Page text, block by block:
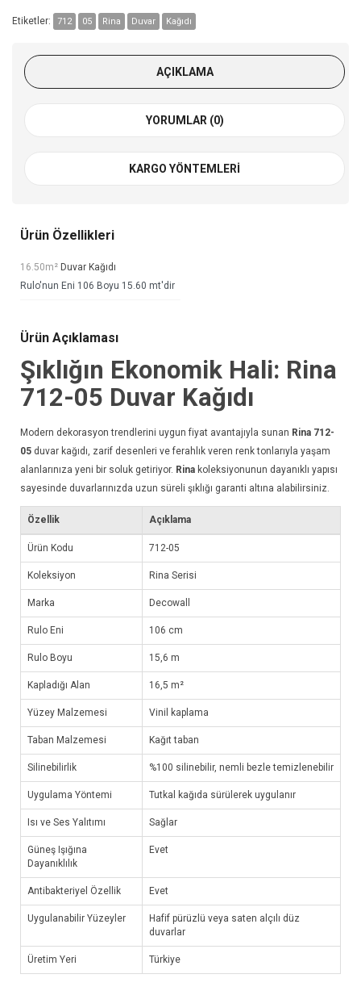
Etiketler: 712 05 Rina Duvar Kağıdı
AÇIKLAMA
YORUMLAR (0)
KARGO YÖNTEMLERI
Ürün Özellikleri
16.50m² Duvar Kağıdı
Rulo'nun Eni 106 Boyu 15.60 mt'dir
Ürün Açıklaması
Şıklığın Ekonomik Hali: Rina
712-05 Duvar Kağıdı
Modern dekorasyon trendlerini uygun fiyat avantajıyla sunan Rina 712-
05 duvar kağıdı , zarif desenleri ve ferahlık veren renk tonlarıyla yaşam
alanlarınıza yeni bir soluk getiriyor. Rina koleksiyonunun dayanıklı yapısı
sayesinde duvarlarınızda uzun süreli şıklığı garanti altına alabilirsiniz.
Özellik Açıklama
Ürün Kodu 712-05
Koleksiyon Rina Serisi
Marka Decowall
Rulo Eni 106 cm
Rulo Boyu 15,6 m
Kapladığı Alan 16,5 m²
Yüzey Malzemesi Vinil kaplama
Taban Malzemesi Kağıt taban
Silinebilirlik %100 silinebilir, nemli bezle temizlenebilir
Uygulama Yöntemi Tutkal kağıda sürülerek uygulanır
Isı ve Ses Yalıtımı Sağlar
Güneş Işığına
Dayanıklılık
Evet
Antibakteriyel Özellik Evet
Uygulanabilir Yüzeyler
Hafif pürüzlü veya saten alçılı düz
duvarlar
Üretim Yeri Türkiye